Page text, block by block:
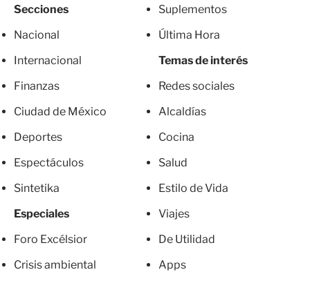
Secciones
Nacional
Internacional
Finanzas
Ciudad de México
Deportes
Espectáculos
Sintetika
Especiales
Foro Excélsior
Crisis ambiental
Suplementos
Última Hora
Temas de interés
Redes sociales
Alcaldías
Cocina
Salud
Estilo de Vida
Viajes
De Utilidad
Apps